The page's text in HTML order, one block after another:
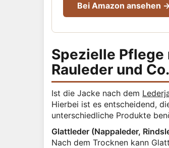
Bei Amazon ansehen
Spezielle Pflege
Rauleder und Co.
Ist die Jacke nach dem
Hierbei ist es entscheidend,
unterschiedliche Produkte
Glattleder (Nappaleder,
Nach dem Trocknen kann